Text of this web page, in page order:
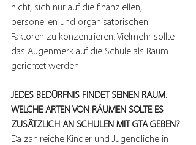
nicht, sich nur auf die finanziellen,
personellen und organisatorischen
Faktoren zu konzentrieren. Vielmehr sollte
das Augenmerk auf die Schule als Raum
gerichtet werden.
JEDES BEDÜRFNIS FINDET SEINEN RAUM.
WELCHE ARTEN VON RÄUMEN SOLTE ES
ZUSÄTZLICH AN SCHULEN MIT GTA GEBEN?
Da zahlreiche Kinder und Jugendliche in